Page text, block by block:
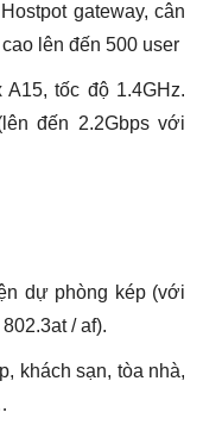
gateway, cân
lên đến 500 user
tốc độ 1.4GHz.
đến 2.2Gbps với
dự phòng kép (với
/ af).
khách sạn, tòa nhà,